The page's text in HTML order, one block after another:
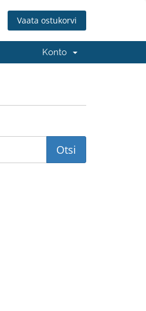
Vaata ostukorvi
Konto